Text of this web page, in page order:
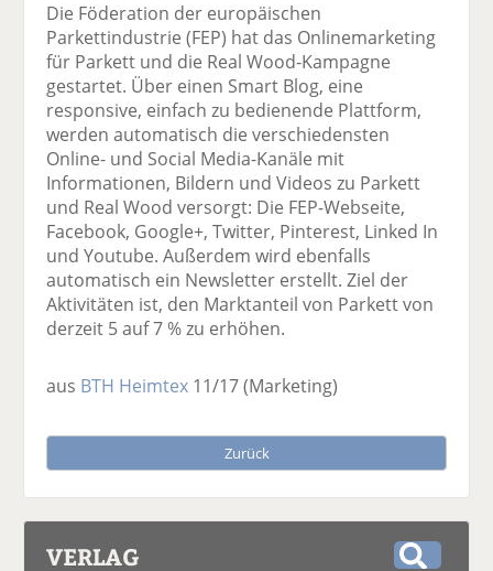
Die Föderation der europäischen
Parkettindustrie (FEP) hat das Onlinemarketing
für Parkett und die Real Wood-Kampagne
gestartet. Über einen Smart Blog, eine
responsive, einfach zu bedienende Plattform,
werden automatisch die verschiedensten
Online- und Social Media-Kanäle mit
Informationen, Bildern und Videos zu Parkett
und Real Wood versorgt: Die FEP-Webseite,
Facebook, Google+, Twitter, Pinterest, Linked In
und Youtube. Außerdem wird ebenfalls
automatisch ein Newsletter erstellt. Ziel der
Aktivitäten ist, den Marktanteil von Parkett von
derzeit 5 auf 7 % zu erhöhen.
aus BTH Heimtex 11/17(Marketing)
Zurück
VERLAG